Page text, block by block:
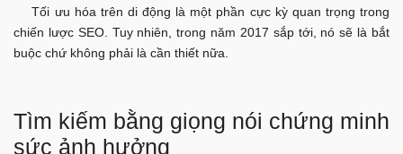
Tối ưu hóa trên di động là một phần cực kỳ quan trọng trong
chiến lược SEO. Tuy nhiên, trong năm 2017 sắp tới, nó sẽ là bắt
buộc chứ không phải là cần thiết nữa.
Tìm kiếm bằng giọng nói chứng minh
sức ảnh hưởng